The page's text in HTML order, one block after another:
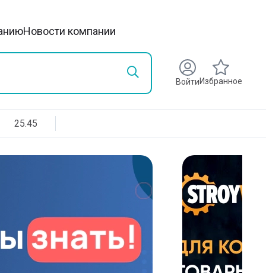
Новости компании
ВойтиИзбранное
25.45